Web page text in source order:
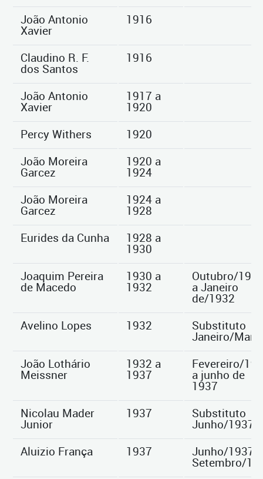
João Antonio
Xavier
1916
Claudino R. F.
dos Santos
1916
João Antonio
Xavier
1917 a
1920
Percy Withers
1920
João Moreira
Garcez
1920 a
1924
João Moreira
Garcez
1924 a
1928
Eurides da Cunha
1928 a
1930
Joaquim Pereira
de Macedo
1930 a
1932
Outubro/
a Janeiro
de/1932
Avelino Lopes
1932 Substituto
Janeiro/
João Lothário
Meissner
1932 a
1937
Fevereiro/
a junho de
1937
Nicolau Mader
Junior
1937 Substituto
Junho/1937
Aluizio França
1937 Junho/1937 a
Setembro/